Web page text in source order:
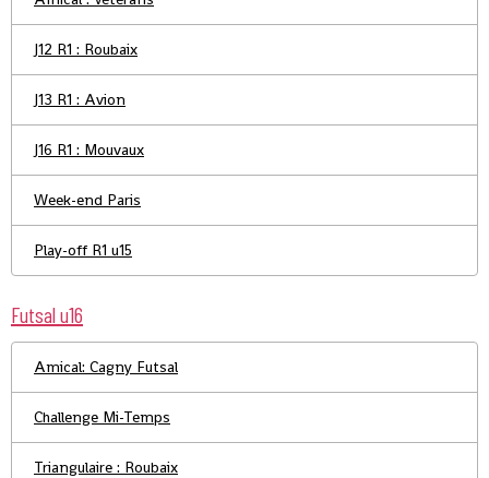
J12 R1 : Roubaix
J13 R1 : Avion
J16 R1 : Mouvaux
Week-end Paris
Play-off R1 u15
Futsal u16
Amical: Cagny Futsal
Challenge Mi-Temps
Triangulaire : Roubaix